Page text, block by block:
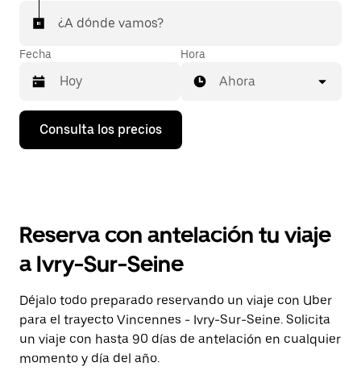
¿A dónde vamos?
Fecha
Pulsa
flecha
calendario
seleccionar
fecha.
Pulsa
el
botón
de
escape
Hora
Ahora
Consulta los precios
Reserva con antelación tu viaje
a Ivry-Sur-Seine
Déjalo todo preparado reservando un viaje con Uber
para el trayecto Vincennes - Ivry-Sur-Seine. Solicita
un viaje con hasta 90 días de antelación en cualquier
momento y día del año.